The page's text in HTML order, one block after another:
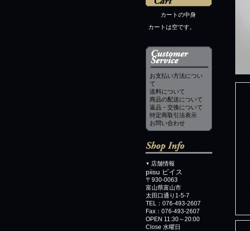
カートの中身
カートは空です。
お支払い方法につい
て
送料について
商品の配送について
返品・交換について
特定商取引法表示
お問い合わせ
▼ 店舗情報
piisu ピイス
〒930-0063
富山県富山市
太田口通り1-5-7
TEL：076-493-2607
Fax：076-493-2607
OPEN 11:30～20:00
Close 水曜日